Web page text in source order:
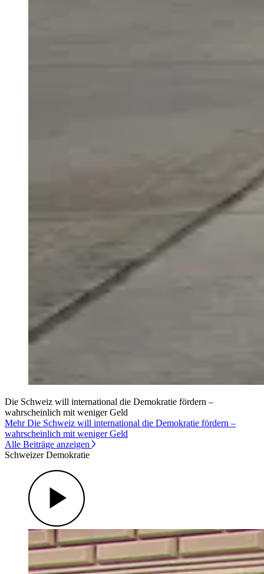
Die Schweiz will international die Demokratie fördern –
wahrscheinlich mit weniger Geld
Mehr Die Schweiz will international die Demokratie fördern –
wahrscheinlich mit weniger Geld
Alle Beiträge anzeigen
Schweizer Demokratie